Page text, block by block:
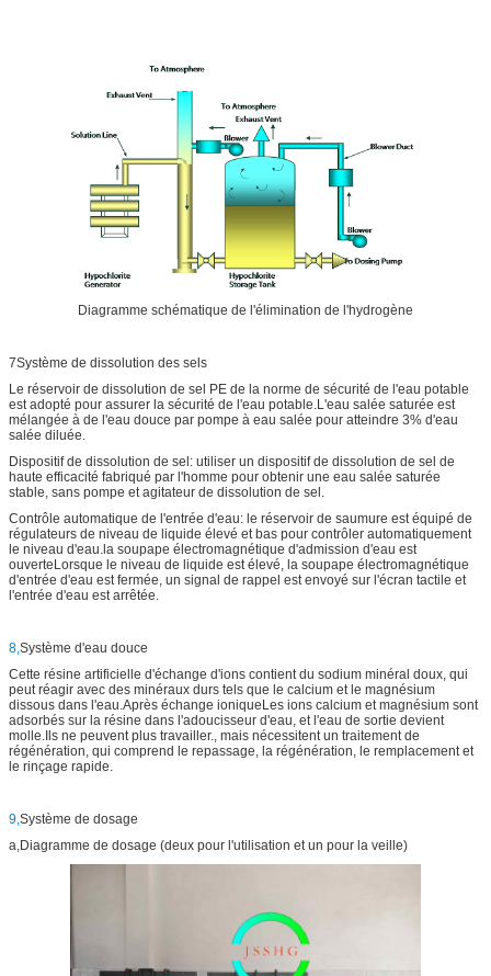
Diagramme schématique de l'élimination de l'hydrogène
7Système de dissolution des sels
Le réservoir de dissolution de sel PE de la norme de sécurité de l'eau potable
est adopté pour assurer la sécurité de l'eau potable.L'eau salée saturée est
mélangée à de l'eau douce par pompe à eau salée pour atteindre 3% d'eau
salée diluée.
Dispositif de dissolution de sel: utiliser un dispositif de dissolution de sel de
haute efficacité fabriqué par l'homme pour obtenir une eau salée saturée
stable, sans pompe et agitateur de dissolution de sel.
Contrôle automatique de l'entrée d'eau: le réservoir de saumure est équipé de
régulateurs de niveau de liquide élevé et bas pour contrôler automatiquement
le niveau d'eau.la soupape électromagnétique d'admission d'eau est
ouverteLorsque le niveau de liquide est élevé, la soupape électromagnétique
d'entrée d'eau est fermée, un signal de rappel est envoyé sur l'écran tactile et
l'entrée d'eau est arrêtée.
8, Système d'eau douce
Cette résine artificielle d'échange d'ions contient du sodium minéral doux, qui
peut réagir avec des minéraux durs tels que le calcium et le magnésium
dissous dans l'eau.Après échange ioniqueLes ions calcium et magnésium sont
adsorbés sur la résine dans l'adoucisseur d'eau, et l'eau de sortie devient
molle.Ils ne peuvent plus travailler., mais nécessitent un traitement de
régénération, qui comprend le repassage, la régénération, le remplacement et
le rinçage rapide.
9, Système de dosage
a,Diagramme de dosage (deux pour l'utilisation et un pour la veille)